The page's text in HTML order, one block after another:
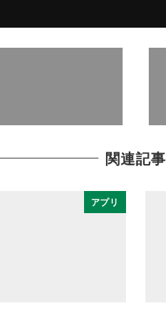
関連記事
アプリ